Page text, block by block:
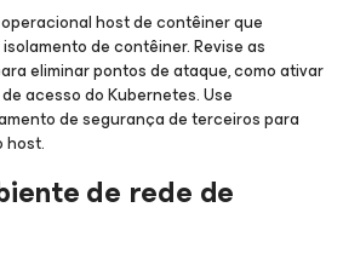
host de contêiner que
de contêiner. Revise as
eliminar pontos de ataque, como ativar
acesso do Kubernetes. Use
de segurança de terceiros para
host.
de rede de